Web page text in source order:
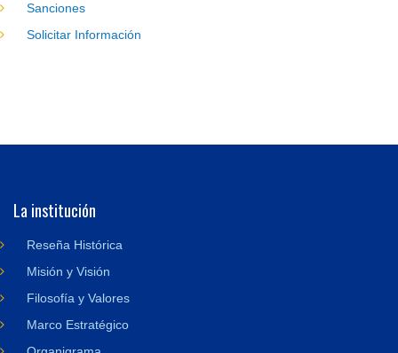
Sanciones
Solicitar Información
La institución
Reseña Histórica
Misión y Visión
Filosofía y Valores
Marco Estratégico